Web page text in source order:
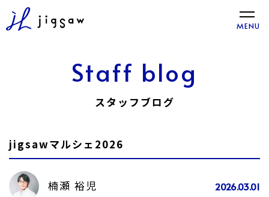
toggle
MENU
Staff blog
スタッフブログ
jigsawマルシェ2026
楠瀬 裕児 2026.03.01